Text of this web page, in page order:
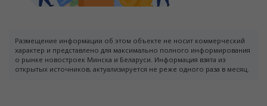
Размещение информации об этом объекте не носит коммерческий
характер и представлено для максимально полного информирования
о рынке новостроек Минска и Беларуси. Информация взята из
открытых источников, актуализируется не реже одного раза в месяц.